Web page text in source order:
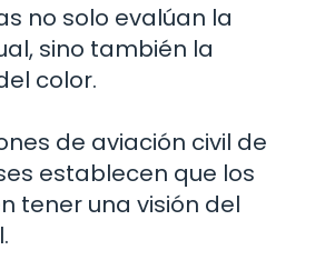
no solo evalúan la
sino también la
color.
de aviación civil de
establecen que los
tener una visión del